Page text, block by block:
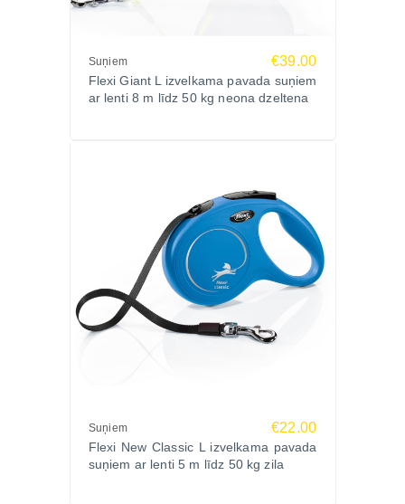
Suņiem €39.00
Flexi Giant L izvelkama pavada suņiem
ar lenti 8 m līdz 50 kg neona dzeltena
Suņiem €22.00
Flexi New Classic L izvelkama pavada
suņiem ar lenti 5 m līdz 50 kg zila